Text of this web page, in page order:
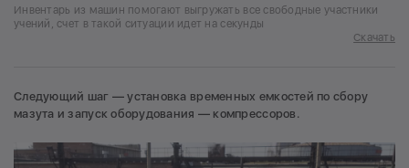
Инвентарь из машин помогают выгружать все свободные участники
учений, счет в такой ситуации идет на секунды
Скачать
Следующий шаг — установка временных емкостей по сбору
мазута и запуск оборудования — компрессоров.